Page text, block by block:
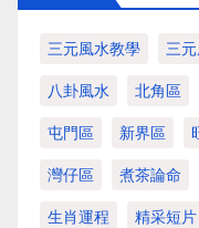
三元風水教學 三
八卦風水 北角區
屯門區 新界區
灣仔區 煮茶論命
生肖運程 精采短片